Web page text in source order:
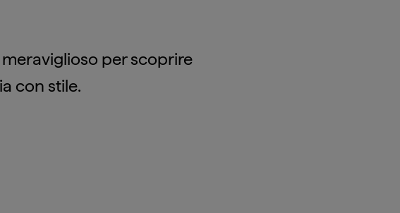
per scoprire
con stile.